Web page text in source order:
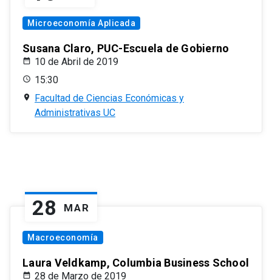
Microeconomía Aplicada
Susana Claro, PUC-Escuela de Gobierno
10 de Abril de 2019
15:30
Facultad de Ciencias Económicas y
Administrativas UC
28 MAR
Macroeconomía
Laura Veldkamp, Columbia Business School
28 de Marzo de 2019